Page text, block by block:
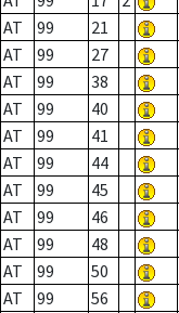
AT
99 21
AT
99 27
AT
99 38
AT
99 40
AT
99 41
AT
99 44
AT
99 45
AT
99 46
AT
99 48
AT
99 50
AT
99 56